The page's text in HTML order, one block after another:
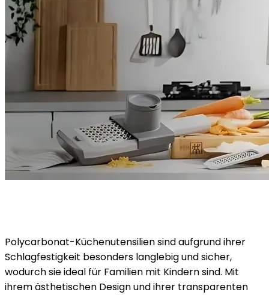
Polycarbonat-Küchenutensilien sind aufgrund ihrer
Schlagfestigkeit besonders langlebig und sicher,
wodurch sie ideal für Familien mit Kindern sind. Mit
ihrem ästhetischen Design und ihrer transparenten